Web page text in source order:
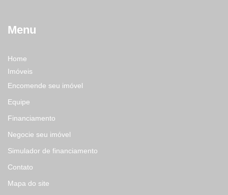
Menu
Home
Imóveis
Encomende seu imóvel
Equipe
Financiamento
Negocie seu imóvel
Simulador de financiamento
Contato
Mapa do site